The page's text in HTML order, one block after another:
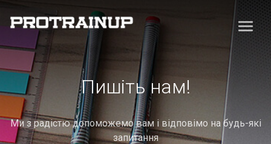
Пишіть нам!
Ми з радістю допоможемо вам і відповімо на будь-які
запитання